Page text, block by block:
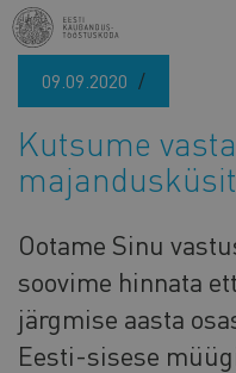
Liigu
edasi
põhisisu09.09.2020
Kutsume
Ootame Sinu
soovime hinnata
järgmise aasta
Eesti-sisese